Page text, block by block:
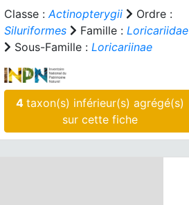
Classe :Actinopterygii
Ordre :
Siluriformes
Famille : Loricariidae
Sous-Famille : Loricariinae
4taxon(s) inférieur(s) agrégé(s)
sur cette fiche